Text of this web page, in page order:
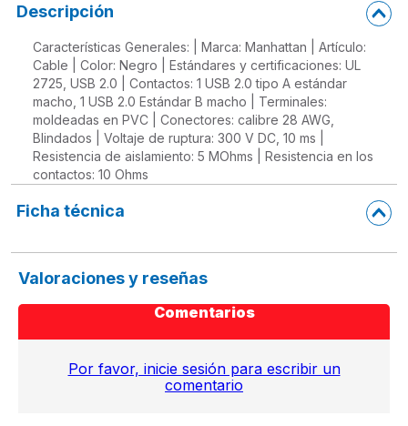
Descripción
Características Generales: | Marca: Manhattan | Artículo:
Cable | Color: Negro | Estándares y certificaciones: UL
2725, USB 2.0 | Contactos: 1 USB 2.0 tipo A estándar
macho, 1 USB 2.0 Estándar B macho | Terminales:
moldeadas en PVC | Conectores: calibre 28 AWG,
Blindados | Voltaje de ruptura: 300 V DC, 10 ms |
Resistencia de aislamiento: 5 MOhms | Resistencia en los
contactos: 10 Ohms
Ficha técnica
Valoraciones y reseñas
Comentarios
Por favor, inicie sesión para escribir un
comentario